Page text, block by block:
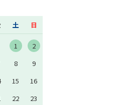
土 日
1
2
8
9
15
16
22
23